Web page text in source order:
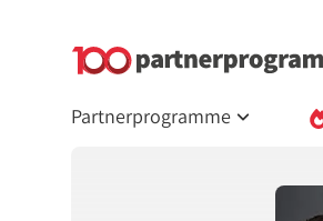
Partnerprogramme